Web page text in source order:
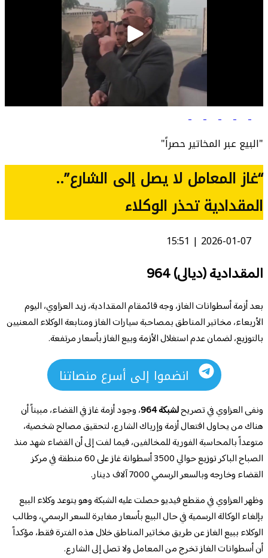
"البيع عبر المخاتير حصراً"
“غاز المعامل لا يصل إلى الشارع”..
المقدادية تحذر الوكلاء
2026-01-07 | 15:51
المقدادية (ديالى) 964
بعد أزمة أسطوانات الغاز، وجه قائمقام المقدادية، زيد العزاوي، اليوم
الأربعاء، مخاتير المناطق بمصاحبة سيارات الغاز ومتابعة الوكلاء المعنيين
بالتوزيع، لضمان عدم استغلال الأزمة وبيع الغاز بأسعار مرتفعة.
انضموا إلى أسرع منصاتنا
ونفى العزاوي في تصريحلشبكة 964
، وجود أزمة غاز في القضاء، مبيناً أن
هناك من يحاول افتعال أزمة وإرباك الشارع، لتحقيق مصالح شخصية،
متوعداً بالمحاسبة الفورية للمخالفين، فيما لفت إلى أن القضاء شهد منذ
الصباح الباكر توزيع حوالي 3500 أسطوانة غاز على 60 منطقة في مركز
القضاء وخارجه وبالسعر الرسمي 7000 آلاف دينار.
وظهر العزاوي في مقطع فيديو حصلت عليه الشبكة وهو يتوعد وكلاء البيع
بإلغاء الوكالة الرسمية في حال البيع بأسعار مغايرة للسعر الرسمي، وطالب
الوكلاء ببيع الغاز عن طريق مخاتير المناطق خلال هذه الفترة فقط، مؤكداً
أن أسطوانات الغاز تخرج من المعامل ولا تصل إلى الشارع.